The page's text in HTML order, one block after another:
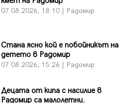
07.08.2026, 18:10 | Радомир
Стана ясно кой е побойникът на
детето в Радомир
07.08.2026, 15:26 | Радомир
Децата от кипа с насилие в
Радомир са малолетни.